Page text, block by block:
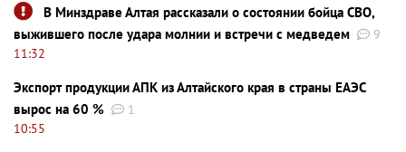
В Минздраве Алтая рассказали о состоянии бойца СВО,
выжившего после удара молнии и встречи с медведем
9
11:32
Экспорт продукции АПК из Алтайского края в страны ЕАЭС
вырос на 60 %
1
10:55